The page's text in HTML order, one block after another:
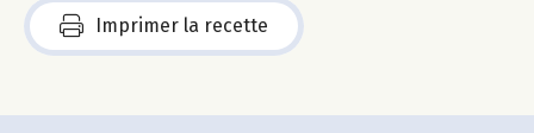
Imprimer la recette